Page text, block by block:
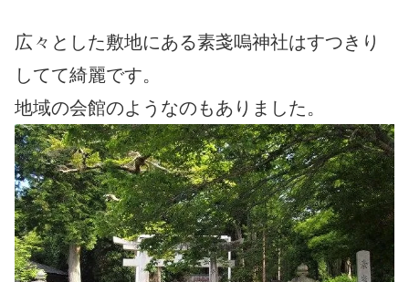
広々とした敷地にある素戔嗚神社はすつきり
してて綺麗です。
地域の会館のようなのもありました。